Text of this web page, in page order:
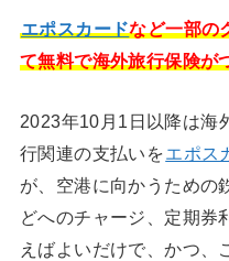
エポスカードなど一部の
て無料で海外旅行保険が
2023年10月1日以降は海
行関連の支払いをエポス
が、空港に向かうための
どへのチャージ、定期券
えばよいだけで、かつ、